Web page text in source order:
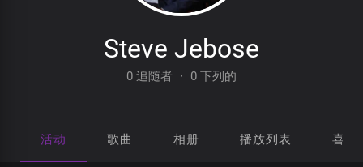
Steve Jebose
0 追随者 · 0 下列的
活动 歌曲 相册 播放列表 喜欢